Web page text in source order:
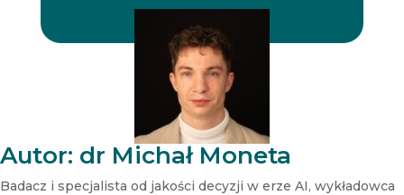
e
r
e
r
N
e
w
s
l
e
t
t
e
Autor: dr Michał Moneta
Badacz i specjalista od jakości decyzji w erze AI, wykładowca